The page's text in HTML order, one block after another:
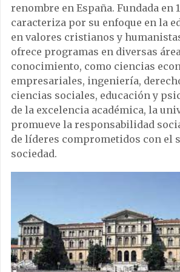
renombre en España. Fundada en
caracteriza por su enfoque en la
en valores cristianos y
ofrece programas en diversas
conocimiento, como ciencias
empresariales, ingeniería,
ciencias sociales, educación y
de la excelencia académica, la
promueve la responsabilidad
de líderes comprometidos con el
sociedad.